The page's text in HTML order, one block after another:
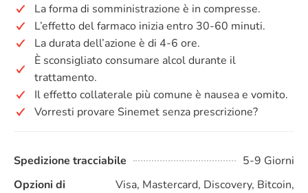
La forma di somministrazione è in compresse.
L’effetto del farmaco inizia entro 30-60 minuti.
La durata dell’azione è di 4-6 ore.
È sconsigliato consumare alcol durante il
trattamento.
Il effetto collaterale più comune è nausea e vomito.
Vorresti provare Sinemet senza prescrizione?
Spedizione tracciabile
5-9 Giorni
Opzioni di
Visa, Mastercard, Discovery, Bitcoin,